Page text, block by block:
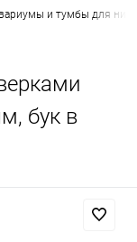
и тумбы для них
бук в